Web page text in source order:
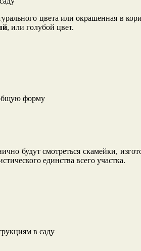
цвета или окрашенная в
, или голубой цвет.
форму
будут смотреться скамейки,
единства всего участка.
в саду